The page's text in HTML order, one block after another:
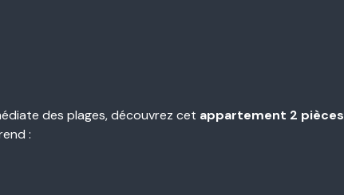
des plages, découvrez cet appartement 2 pièces
: